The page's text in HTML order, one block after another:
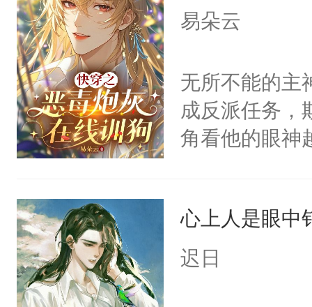
上了还是无动
间变脸背叛他
的恶事他都对
一个权力滔天
右男主又报复
他说：【您
年，存活下
再说一遍。】
易朵云
无所不能的主
成反派任务，
角看他的眼
后，竟然是
拥住了日思夜
心上人是眼中
迟日